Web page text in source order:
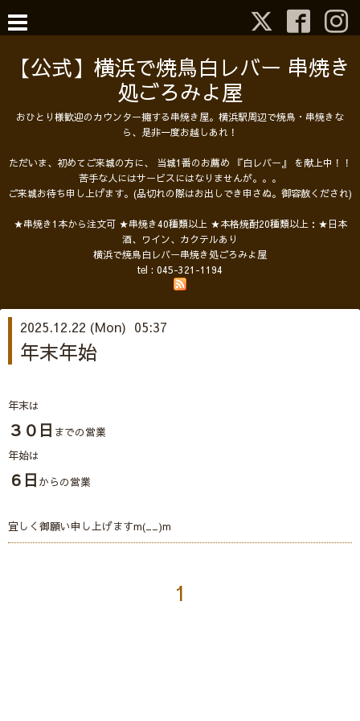
【公式】横浜で焼鳥白レバー 串焼き
処ごろみよ屋
おひとり様歓迎のカウンター擁する串焼き屋。横浜駅周辺で焼鳥・串焼きな
ら、是非一度お越しあれ！
ただいま、初めてご来城の方に、 当城1番のお薦め 『白レバー』 を献上中！！
苦手な人にはサービスにはなりませんが。。。
ご来城お待ち申し上げます。(品切れの際はお出しでき申さぬ。御容赦くだされ)
★串焼き1本から注文可 ★串焼き40種類以上 ★本格焼酎20種類以上：★日本
酒、ワイン、カクテルあり
横浜で焼鳥白レバー串焼き処ごろみよ屋
tel : 045-321-1194
2025.12.22 (Mon) 05:37
年末年始
年末は
３０日 までの営業
年始は
６日 からの営業
宜しく御願い申し上げますm(__)m
1